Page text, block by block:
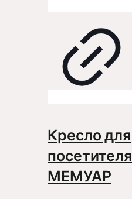
Кресло для
посетителя
МЕМУАР